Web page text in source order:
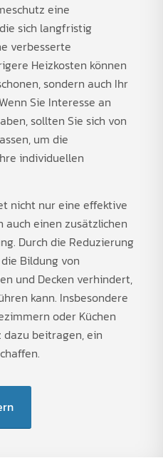
eine
sich langfristig
verbesserte
Heizkosten können
sondern auch Ihr
Sie Interesse an
sollten Sie sich von
um die
individuellen
nicht nur eine effektive
auch einen zusätzlichen
Durch die Reduzierung
Bildung von
und Decken verhindert,
kann. Insbesondere
oder Küchen
dazu beitragen, ein